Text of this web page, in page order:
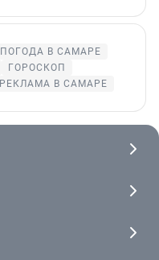
ПОГОДА В САМАРЕ
ГОРОСКОП
РЕКЛАМА В САМАРЕ